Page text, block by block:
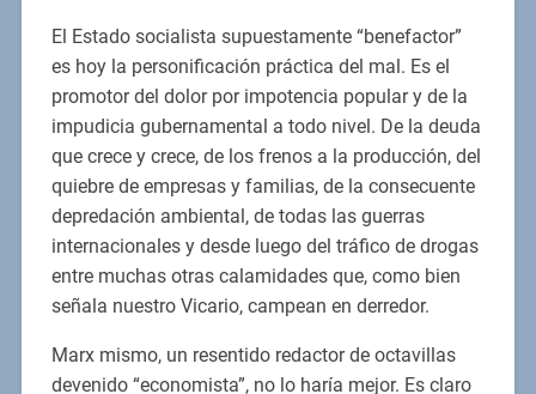
El Estado socialista supuestamente “benefactor”
es hoy la personificación práctica del mal. Es el
promotor del dolor por impotencia popular y de la
impudicia gubernamental a todo nivel. De la deuda
que crece y crece, de los frenos a la producción, del
quiebre de empresas y familias, de la consecuente
depredación ambiental, de todas las guerras
internacionales y desde luego del tráfico de drogas
entre muchas otras calamidades que, como bien
señala nuestro Vicario, campean en derredor.
Marx mismo, un resentido redactor de octavillas
devenido “economista”, no lo haría mejor. Es claro